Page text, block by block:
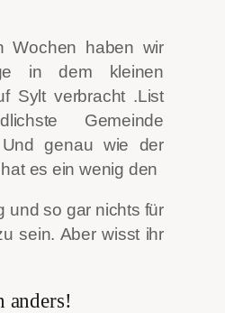
Wochen haben wir
in dem kleinen
Sylt verbracht .List
Gemeinde
Und genau wie der
es ein wenig den
und so gar nichts für
sein. Aber wisst ihr
anders!